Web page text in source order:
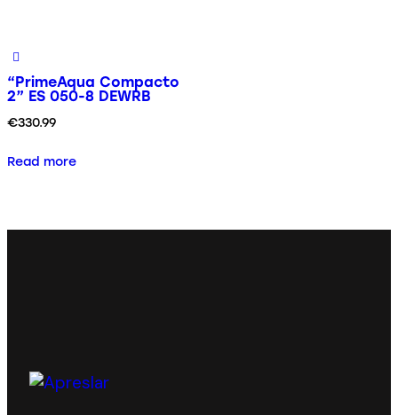
“PrimeAqua Compacto
2” ES 050-8 DEWRB
€330.99
Read more